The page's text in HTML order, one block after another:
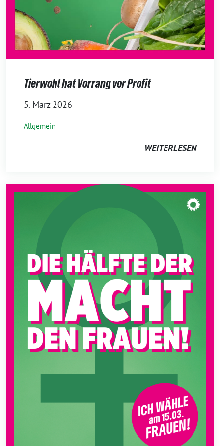
Tierwohl hat Vorrang vor Profit
5. März 2026
Allgemein
WEITERLESEN